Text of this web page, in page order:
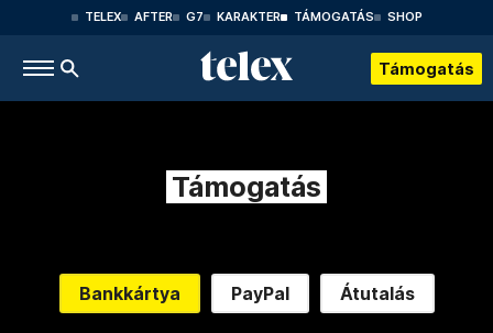
TELEX AFTER G7 KARAKTER TÁMOGATÁS SHOP
Támogatás
Támogatás
Bankkártya PayPal Átutalás